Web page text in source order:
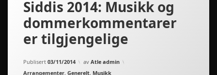
Siddis 2014: Musikk og
dommerkommentarer
er tilgjengelige
Publisert 03/11/2014 av Atle admin
Kategorier:
Arrangementer, Generelt, Musikk